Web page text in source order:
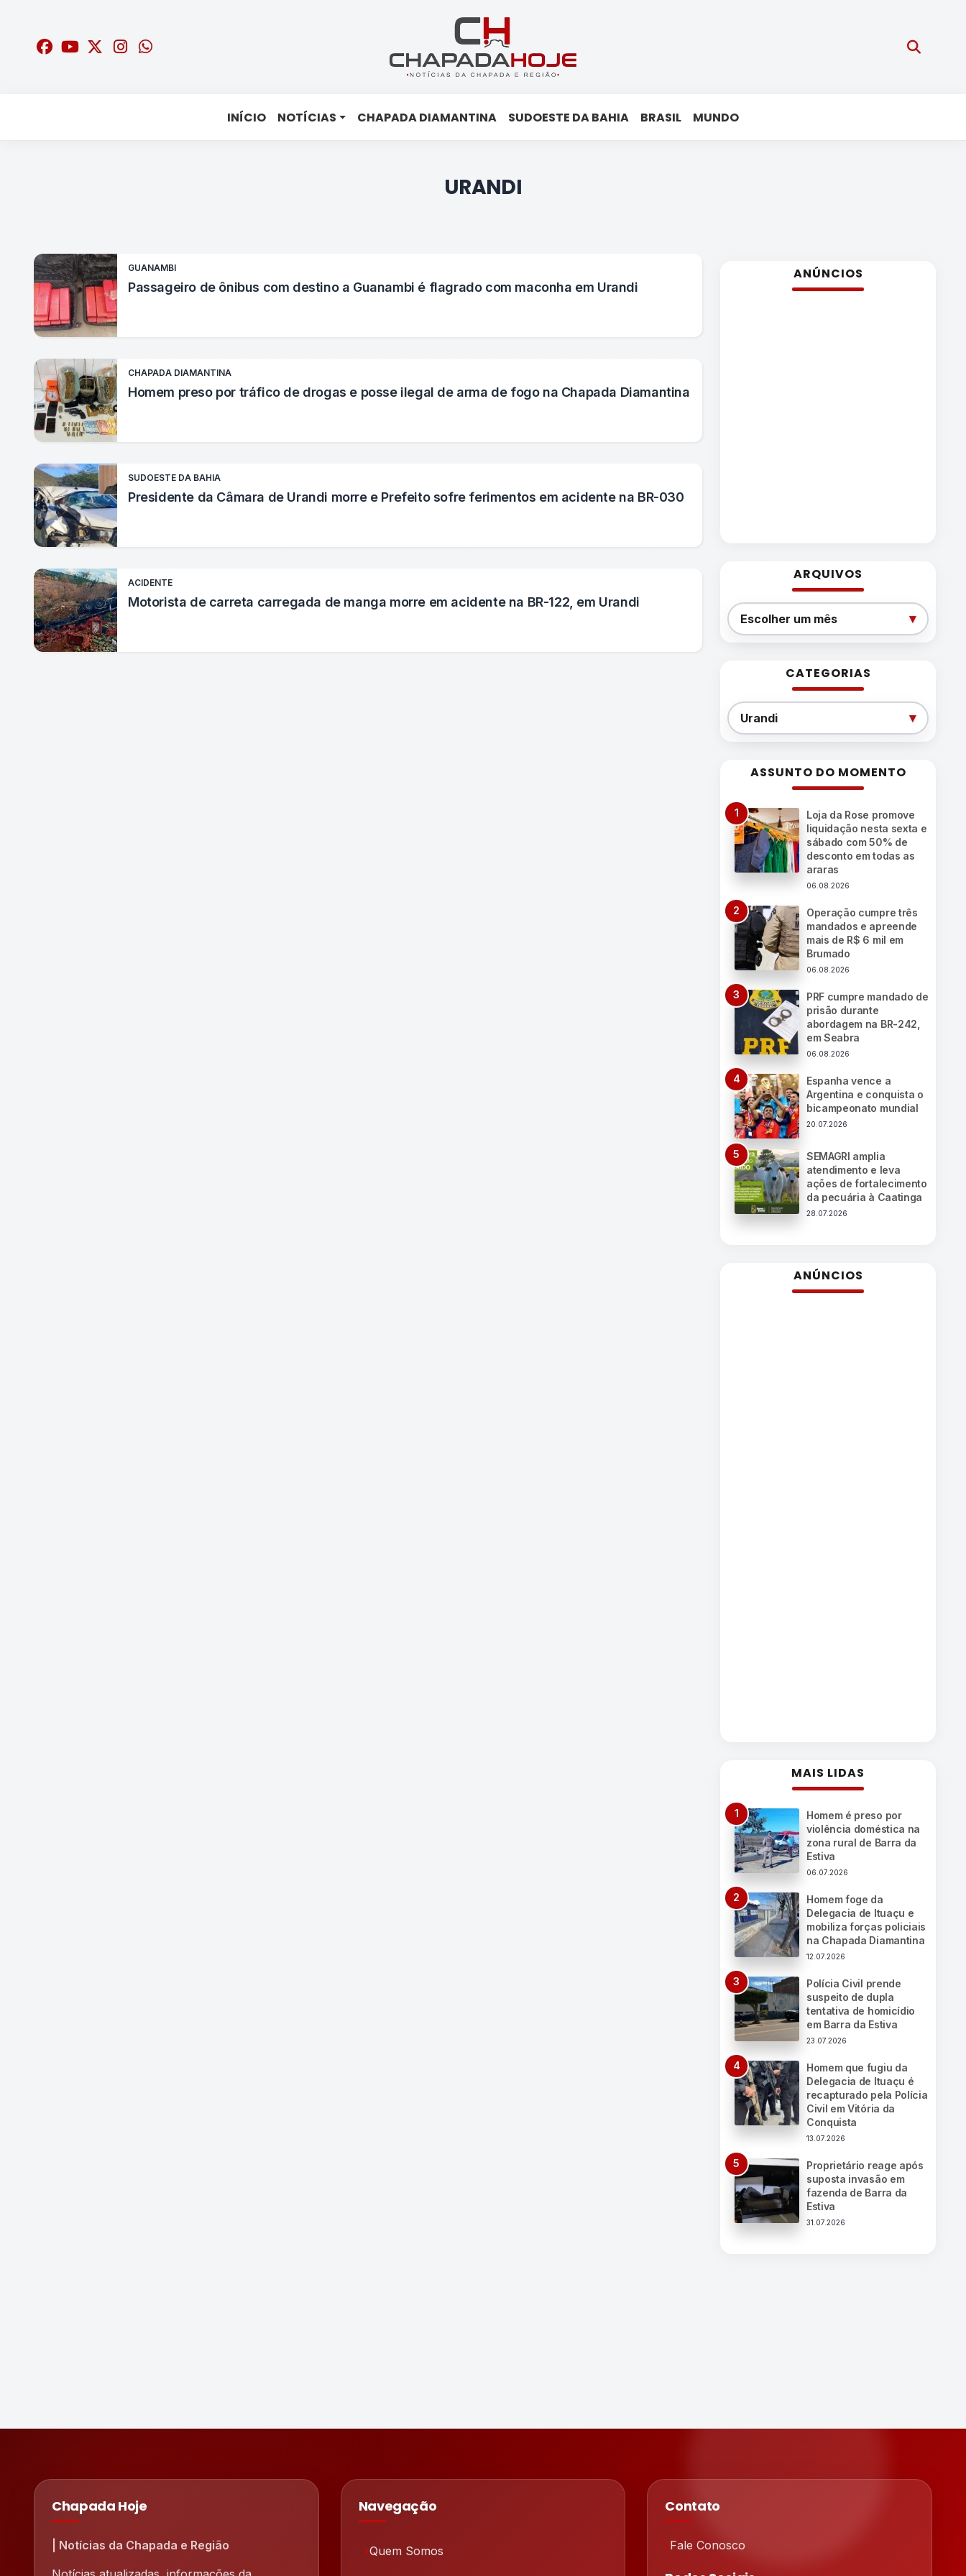
INÍCIO NOTÍCIAS CHAPADA DIAMANTINA SUDOESTE DA BAHIA BRASIL MUNDO
URANDI
GUANAMBI
Passageiro de ônibus com destino a Guanambi é flagrado com maconha em Urandi
CHAPADA DIAMANTINA
Homem preso por tráfico de drogas e posse ilegal de arma de fogo na Chapada Diamantina
SUDOESTE DA BAHIA
Presidente da Câmara de Urandi morre e Prefeito sofre ferimentos em acidente na BR-030
ACIDENTE
Motorista de carreta carregada de manga morre em acidente na BR-122, em Urandi
ANÚNCIOS
ARQUIVOS
Arquivos
Escolher um mês ▾
CATEGORIAS
Categorias
Urandi ▾
ASSUNTO DO MOMENTO
Loja da Rose promove
liquidação nesta sexta e
sábado com 50% de
desconto em todas as
araras
06.08.2026
Operação cumpre três
mandados e apreende
mais de R$ 6 mil em
Brumado
06.08.2026
PRF cumpre mandado de
prisão durante
abordagem na BR-242,
em Seabra
06.08.2026
Espanha vence a
Argentina e conquista o
bicampeonato mundial
20.07.2026
SEMAGRI amplia
atendimento e leva
ações de fortalecimento
da pecuária à Caatinga
28.07.2026
ANÚNCIOS
MAIS LIDAS
Homem é preso por
violência doméstica na
zona rural de Barra da
Estiva
06.07.2026
Homem foge da
Delegacia de Ituaçu e
mobiliza forças policiais
na Chapada Diamantina
12.07.2026
Polícia Civil prende
suspeito de dupla
tentativa de homicídio
em Barra da Estiva
23.07.2026
Homem que fugiu da
Delegacia de Ituaçu é
recapturado pela Polícia
Civil em Vitória da
Conquista
13.07.2026
Proprietário reage após
suposta invasão em
fazenda de Barra da
Estiva
31.07.2026
Chapada Hoje
| Notícias da Chapada e Região
Navegação
Quem Somos
Contato
Fale Conosco